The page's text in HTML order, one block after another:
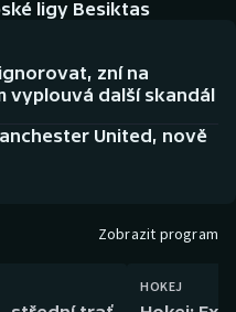
ligy Besiktas
zní na
vyplouvá další skandál
United, nově
Zobrazit program
HOKEJ